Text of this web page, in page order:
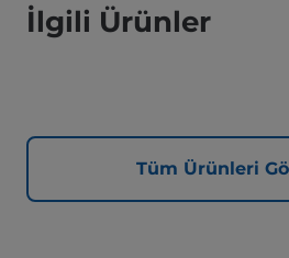
İlgili Ürünler
Tüm Ürünleri